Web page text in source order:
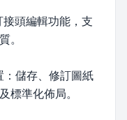
頭編輯功能，支
。
：儲存、修訂圖紙
標準化佈局。